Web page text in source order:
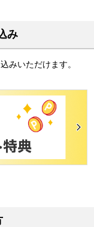
み
みいただけます。